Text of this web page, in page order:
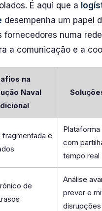
É aqui que a
desempenha um papel
fornecedores numa
a comunicação e a
na
Naval
fragmentada e
com
tempo real
de
Análise
prever e
disrupções